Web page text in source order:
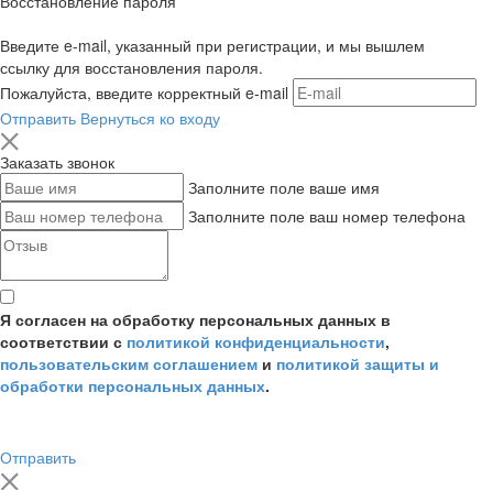
Введите e-mail, указанный при регистрации, и мы вышлем
ссылку для восстановления пароля.
Пожалуйста, введите корректный e-mail
Отправить Вернуться ко входу
Заказать звонок
Заполните поле ваше имя
Заполните поле ваш номер телефона
Я согласен на обработку персональных данных в
соответствии с политикой конфиденциальности,
пользовательским соглашением и политикой защиты и
обработки персональных данных.
Отправить